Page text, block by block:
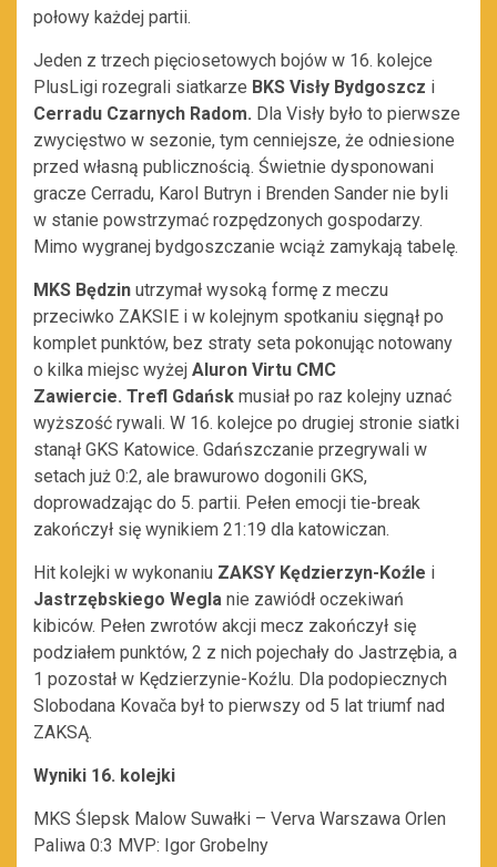
połowy każdej partii.
Jeden z trzech pięciosetowych bojów w 16. kolejce
PlusLigi rozegrali siatkarze BKS Visły Bydgoszcz i
Cerradu Czarnych Radom. Dla Visły było to pierwsze
zwycięstwo w sezonie, tym cenniejsze, że odniesione
przed własną publicznością. Świetnie dysponowani
gracze Cerradu, Karol Butryn i Brenden Sander nie byli
w stanie powstrzymać rozpędzonych gospodarzy.
Mimo wygranej bydgoszczanie wciąż zamykają tabelę.
MKS Będzin utrzymał wysoką formę z meczu
przeciwko ZAKSIE i w kolejnym spotkaniu sięgnął po
komplet punktów, bez straty seta pokonując notowany
o kilka miejsc wyżej Aluron Virtu CMC
Zawiercie. Trefl Gdańsk musiał po raz kolejny uznać
wyższość rywali. W 16. kolejce po drugiej stronie siatki
stanął GKS Katowice. Gdańszczanie przegrywali w
setach już 0:2, ale brawurowo dogonili GKS,
doprowadzając do 5. partii. Pełen emocji tie-break
zakończył się wynikiem 21:19 dla katowiczan.
Hit kolejki w wykonaniu ZAKSY Kędzierzyn-Koźle i
Jastrzębskiego Wegla nie zawiódł oczekiwań
kibiców. Pełen zwrotów akcji mecz zakończył się
podziałem punktów, 2 z nich pojechały do Jastrzębia, a
1 pozostał w Kędzierzynie-Koźlu. Dla podopiecznych
Slobodana Kovača był to pierwszy od 5 lat triumf nad
ZAKSĄ.
Wyniki 16. kolejki
MKS Ślepsk Malow Suwałki – Verva Warszawa Orlen
Paliwa 0:3 MVP: Igor Grobelny